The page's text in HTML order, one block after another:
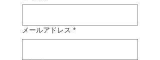
メールアドレス *